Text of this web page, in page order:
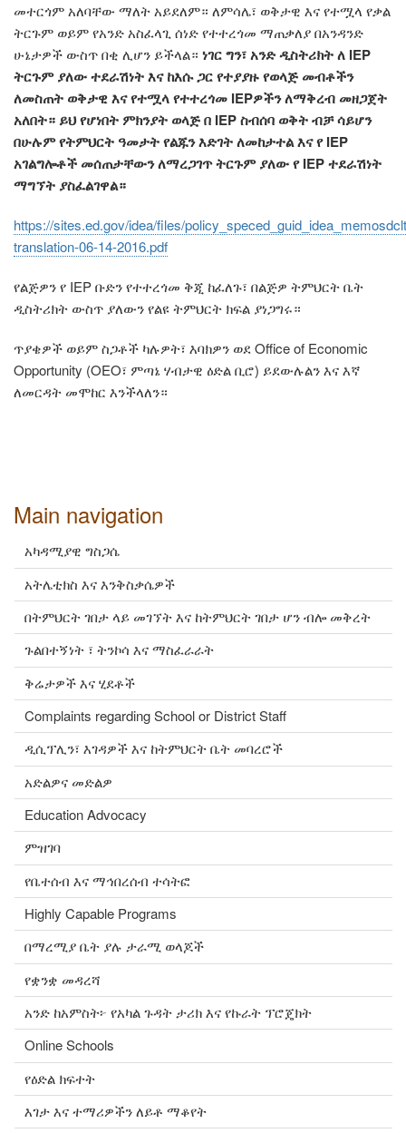
Main navigation
አካዳሚያዊ ግስጋሴ
አትሌቲክስ እና እንቅስቃሴዎች
በትምህርት ገበታ ላይ መገኘት እና ከትምህርት ገበታ ሆን ብሎ መቅረት
ጉልበተኝነት ፣ ትንኮሳ እና ማስፈራራት
ቅሬታዎች እና ሂደቶች
Complaints regarding School or District Staff
ዲሲፕሊን፣ እገዳዎች እና ከትምህርት ቤት መባረሮች
አድልዎና መድልዎ
Education Advocacy
ምዝገባ
የቤተሰብ እና ማኅበረሰብ ተሳትፎ
Highly Capable Programs
በማረሚያ ቤት ያሉ ታራሚ ወላጆች
የቋንቋ መዳረሻ
አንድ ከአምስት፦ የአካል ጉዳት ታሪክ እና የኩራት ፕሮጄክት
Online Schools
የዕድል ክፍተት
እገታ እና ተማሪዎችን ለይቶ ማቆየት
መተርጎም አለባቸው ማለት አይደለም። ለምሳሌ፣ ወቅታዊ እና የተሟላ የቃል
ትርጉም ወይም የአንድ አስፈላጊ ሰነድ የተተረጎመ ማጠቃለያ በአንዳንድ
ሁኔታዎች ውስጥ በቂ ሊሆን ይችላል። ነገር ግን፣ አንድ ዲስትሪክት ለ IEP
ትርጉም ያለው ተደራሽነት እና ከእሱ ጋር የተያያዙ የወላጅ መብቶችን
ለመስጠት ወቅታዊ እና የተሟላ የተተረጎመ IEPዎችን ለማቅረብ መዘጋጀት
አለበት። ይህ የሆነበት ምክንያት ወላጅ በ IEP ስብሰባ ወቅት ብቻ ሳይሆን
በሁሉም የትምህርት ዓመታት የልጁን እድገት ለመከታተል እና የ IEP
አገልግሎቶች መሰጠታቸውን ለማረጋገጥ ትርጉም ያለው የ IEP ተደራሽነት
ማግኘት ያስፈልገዋል።
https://sites.ed.gov/idea/files/
translation-06-14-2016.pdf
የልጅዎን የ IEP ቡድን የተተረጎመ ቅጂ ከፈለጉ፣ በልጅዎ ትምህርት ቤት
ዲስትሪክት ውስጥ ያለውን የልዩ ትምህርት ክፍል ያነጋግሩ።
ጥያቄዎች ወይም ስጋቶች ካሉዎት፣ እባክዎን ወደ Office of Economic
Opportunity (OEO፣ ምጣኔ ሃብታዊ ዕድል ቢሮ) ይደውሉልን እና እኛ
ለመርዳት መሞከር እንችላለን።